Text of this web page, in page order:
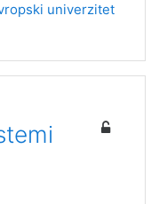
univerzitet